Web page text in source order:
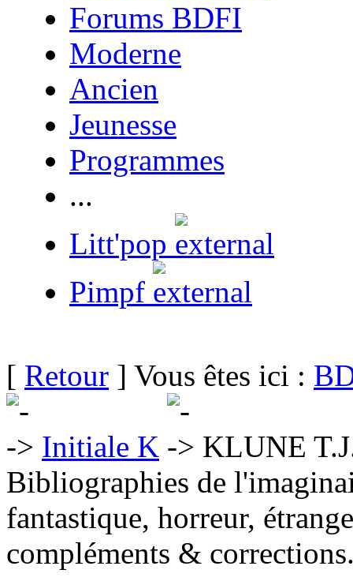
Forums BDFI
Moderne
Ancien
Jeunesse
Programmes
...
Litt'pop
Pimpf
[ Retour ] Vous êtes ici :
Initiale K
KLUNE
Bibliographies de
fantastique, horreur,
compléments &